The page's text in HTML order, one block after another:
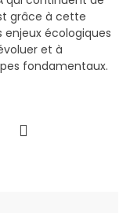
grâce à cette
écologiques
et à
fondamentaux.